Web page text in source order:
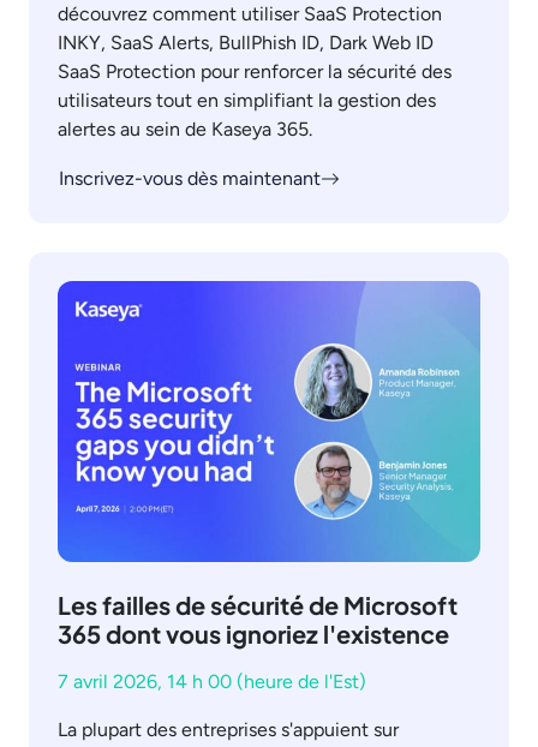
découvrez comment utiliser SaaS Protection
INKY, SaaS Alerts, BullPhish ID, Dark Web ID
SaaS Protection pour renforcer la sécurité des
utilisateurs tout en simplifiant la gestion des
alertes au sein de Kaseya 365.
Inscrivez-vous dès maintenant
Les failles de sécurité de Microsoft
365 dont vous ignoriez l'existence
7 avril 2026, 14 h 00 (heure de l'Est)
La plupart des entreprises s'appuient sur